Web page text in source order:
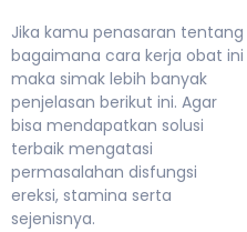
Jika kamu penasaran tentang
bagaimana cara kerja obat ini
maka simak lebih banyak
penjelasan berikut ini. Agar
bisa mendapatkan solusi
terbaik mengatasi
permasalahan disfungsi
ereksi, stamina serta
sejenisnya.